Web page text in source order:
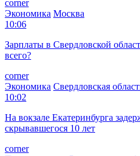
На нижегородском
после вероятного поджога
corner
Происшествия
Уикенд на Среднем Урале
25 м/с
corner
Общество Свердловская область
10:20